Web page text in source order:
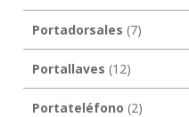
Portadorsales (7)
Portallaves (12)
Portateléfono (2)